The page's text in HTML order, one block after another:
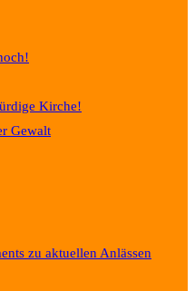
Kirche!
Gewalt
zu aktuellen Anlässen